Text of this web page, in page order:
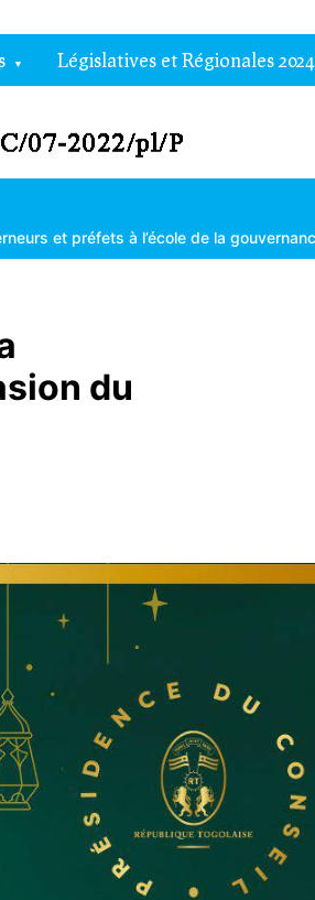
Législatives et Régionales 2024
à l’école de la gouvernance territoriale
du